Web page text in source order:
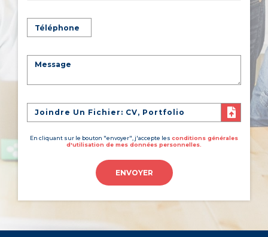
Joindre Un Fichier: CV, Portfolio
En cliquant sur le bouton "envoyer", j'accepte les conditions générales
d'utilisation de mes données personnelles.
ENVOYER